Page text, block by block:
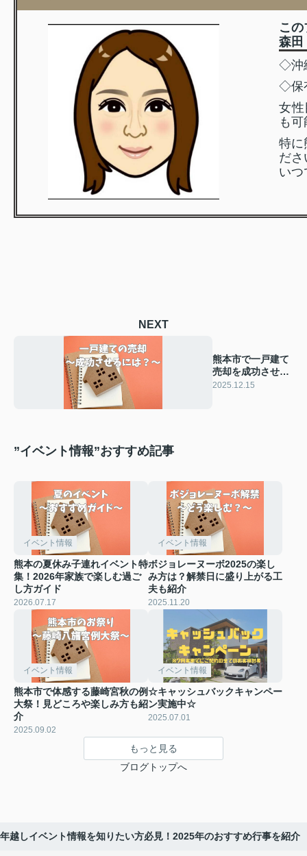
こ
森田
◇沖
◇保
女性
も
特に
ださ
いつ
NEXT
熊本市で一戸建て
売却を成功させる
方法は？事例や進
2025.12.15
”イベント情報”おすすめ記事
イベント情報
熊本の夏休み子連れイベント特
集！2026年家族で楽しむ過ご
し方ガイド
2026.07.17
イベント情報
ボジョレーヌーボ2025の楽し
み方は？解禁日に盛り上がる工
夫も紹介
2025.11.20
イベント情報
熊本市で体感する藤崎宮秋の例
大祭！見どころや楽しみ方も紹
介
2025.09.02
イベント情報
☆キャッシュバックキャンペー
ン実施中☆
2025.07.01
もっと見る
ブログトップへ
越しイベント情報を知りたい方必見！2025年のおすすめ行事を紹介